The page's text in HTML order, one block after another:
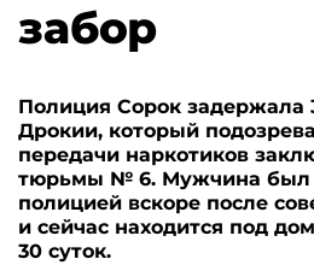
забор
Полиция Сорок задержала
Дрокии, который
передачи наркотиков
тюрьмы № 6. Мужчина был
полицией вскоре после
и сейчас находится под
30 суток.